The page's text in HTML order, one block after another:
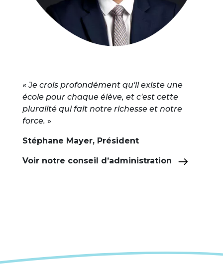
« Je crois profondément qu'il existe une
école pour chaque élève, et c'est cette
pluralité qui fait notre richesse et notre
force. »
Stéphane Mayer, Président
Voir notre conseil d’administration